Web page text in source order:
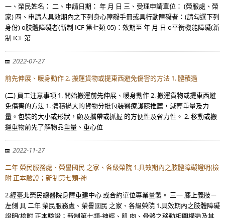
一、榮民姓名： 二、申請日期： 年 月 日 三、受理申請單位： (榮服處、榮
家) 四、申請人具效期內之下列身心障礙手冊或具行動障礙者：(請勾選下列
身份) o肢體障礙者(新制 ICF 第七類 05)：效期至 年 月 日 o平衡機能障礙(新
制 ICF 第
2022-07-27
前先伸展、暖身動作 2. 搬運貨物或提東西避免傷害的方法 1. 體積過
(二) 員工注意事項 1. 開始搬運前先伸展、暖身動作 2. 搬運貨物或提東西避
免傷害的方法 1. 體積過大的貨物分批包裝醫療護膝推薦，減輕重量及力
量。包裝的大小或形狀，顧及攜帶或抓握 的方便性及省力性。 2. 移動或搬
運重物前先了解物品重量、重心位
2022-11-27
二年 榮民服務處、榮譽國民 之家、各級榮院 1.具效期內之肢體障礙證明(檢
附 正本驗證；新制第七類-神
2.經臺北榮民總醫院身障重建中心 或合約單位專業量製。 三一 膝上義肢－
左側 具 二年 榮民服務處、榮譽國民 之家、各級榮院 1.具效期內之肢體障礙
證明(檢附 正本驗證；新制第七類-神經、肌 肉、骨骼之移動相關構造及其